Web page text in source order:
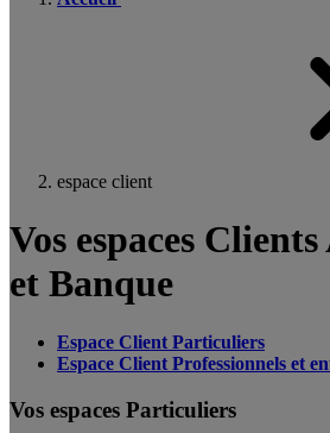
espace client
Vos espaces
et Banque
Espace Client Particuliers
Espace Client Professionnels et
Vos espaces Particuliers